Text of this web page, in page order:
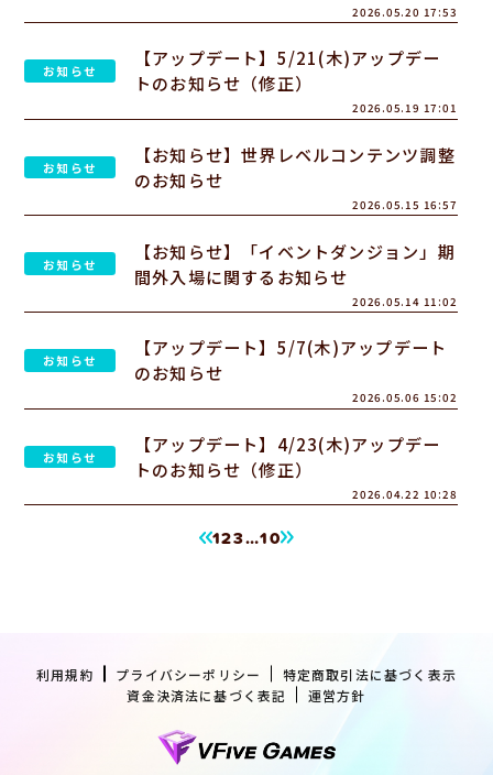
2026.05.20 17:53
お知らせ
【アップデート】5/21(木)アップデー
トのお知らせ（修正）
2026.05.19 17:01
お知らせ
【お知らせ】世界レベルコンテンツ調整
のお知らせ
2026.05.15 16:57
お知らせ
【お知らせ】「イベントダンジョン」期
間外入場に関するお知らせ
2026.05.14 11:02
お知らせ
【アップデート】5/7(木)アップデート
のお知らせ
2026.05.06 15:02
お知らせ
【アップデート】4/23(木)アップデー
トのお知らせ（修正）
2026.04.22 10:28
123…10
利用規約 プライバシーポリシー
特定商取引法に基づく表示
資金決済法に基づく表記
運営方針